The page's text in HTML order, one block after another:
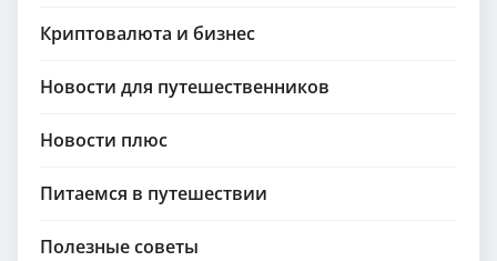
Криптовалюта и бизнес
Новости для путешественников
Новости плюс
Питаемся в путешествии
Полезные советы